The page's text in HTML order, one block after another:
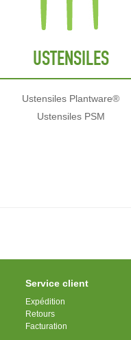
USTENSILES
Ustensiles Plantware®
Ustensiles PSM
Service client
Expédition
Retours
Facturation